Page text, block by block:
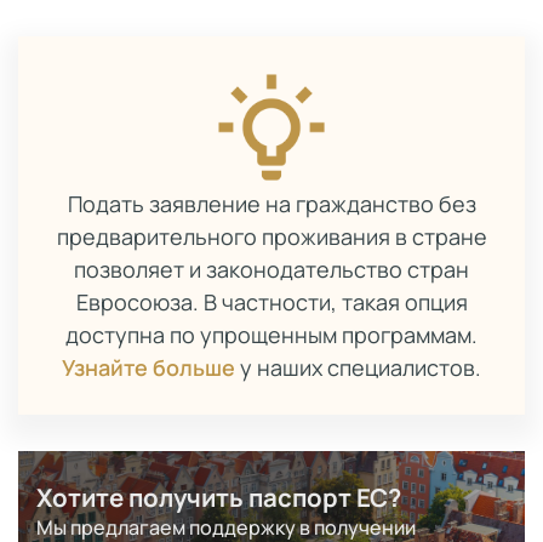
Подать заявление на гражданство без
предварительного проживания в стране
позволяет и законодательство стран
Евросоюза. В частности, такая опция
доступна по упрощенным программам.
Узнайте больше у наших специалистов.
Хотите получить паспорт ЕС?
Мы предлагаем поддержку в получении